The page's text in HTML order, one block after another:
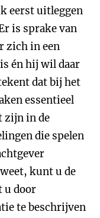
eerst uitleggen
is sprake van
zich in een
én hij wil daar
dat bij het
essentieel
zijn in de
die spelen
kunt u de
u door
te beschrijven